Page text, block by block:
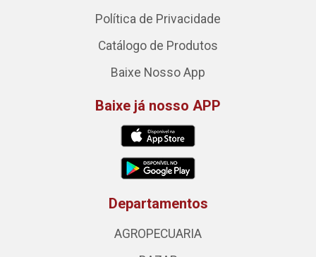
Política de Privacidade
Catálogo de Produtos
Baixe Nosso App
Baixe já nosso APP
Departamentos
AGROPECUARIA